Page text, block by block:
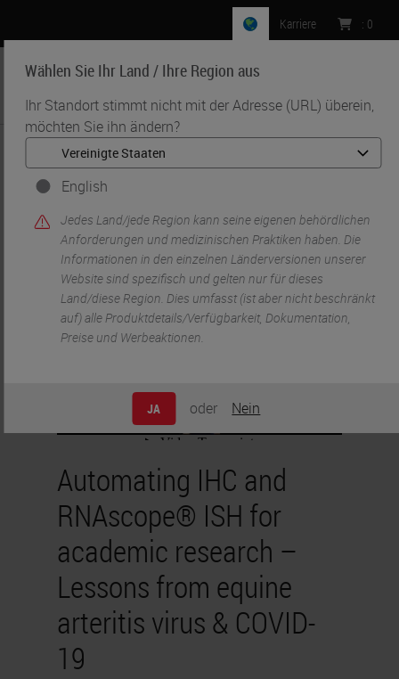
Wählen Sie Ihr Land / Ihre Region aus
Ihr Standort stimmt nicht mit der Adresse (URL) überein,
möchten Sie ihn ändern?
English
Jedes Land/jede Region kann seine eigenen behördlichen
Anforderungen und medizinischen Praktiken haben. Die
Informationen in den einzelnen Länderversionen unserer
Website sind spezifisch und gelten nur für dieses
Land/diese Region. Dies umfasst (ist aber nicht beschränkt
auf) alle Produktdetails/Verfügbarkeit, Dokumentation,
Preise und Werbeaktionen.
JA oder Nein
Karriere : 0
MENU
Start • Life Sciences And Research Solutions •
IHC & Multiplexing •
Automating IHC and RNAscope® ISH for academic research –
Automating IHC and
RNAscope® ISH for
academic research –
Lessons from equine
arteritis virus & COVID-
19